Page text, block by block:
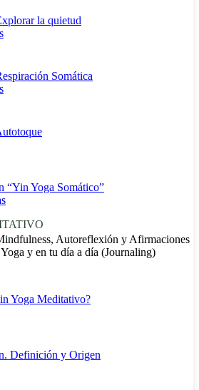
la quietud
Somática
“Yin Yoga Somático”
Autoreflexión y Afirmaciones
y en tu día a día (Journaling)
Yoga Meditativo?
Definición y Origen